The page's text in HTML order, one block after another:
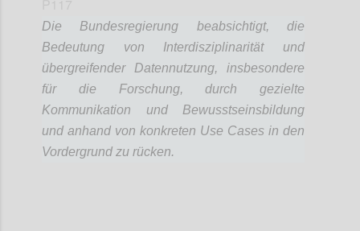
Die Bundesregierung beabsichtigt, die
Bedeutung von Interdisziplinarität und
übergreifender Datennutzung, insbesondere
für die Forschung, durch gezielte
Kommunikation und Bewusstseinsbildung
und anhand von konkreten Use Cases in den
Vordergrund zu rücken.